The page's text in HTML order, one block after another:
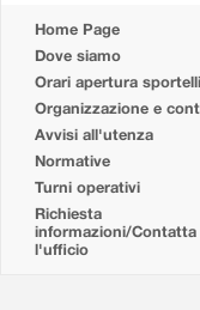
Home Page
Dove siamo
Orari apertura sportelli
Organizzazione e
Avvisi all'utenza
Normative
Turni operativi
Richiesta
informazioni/Contatta
l'ufficio